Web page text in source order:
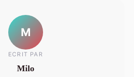
M
ECRIT PAR
Milo